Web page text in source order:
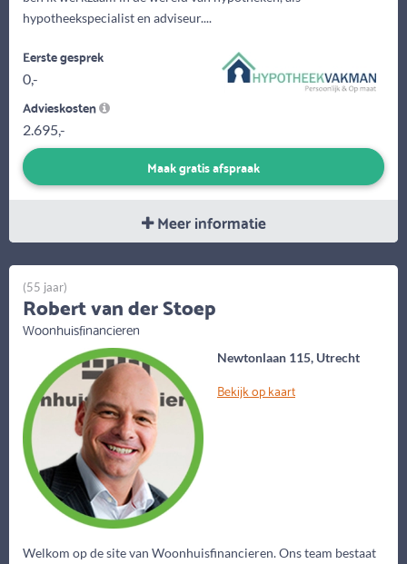
hypotheekspecialist en adviseur....
Eerste gesprek
0,-
Advieskosten
2.695,-
Maak gratis afspraak
Meer informatie
Newtonlaan 115, Utrecht
Bekijk op kaart
Welkom op de site van Woonhuisfinancieren. Ons team bestaat
(55 jaar)
Robert van der Stoep
Woonhuisfinancieren